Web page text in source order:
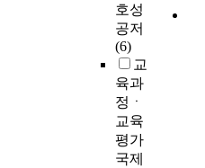
호성
공저
(6)
교
육과
정ㆍ
교육
평가
국제